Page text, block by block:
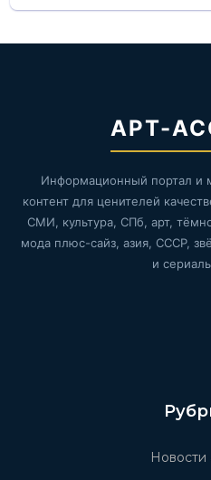
АРТ-
Информационный портал и
контент для ценителей
СМИ, культура, СПб, арт,
мода плюс-сайз, азия, СССР,
и